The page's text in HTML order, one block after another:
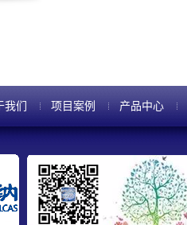
我们 项目案例 产品中心